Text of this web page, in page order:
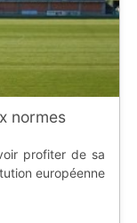
normes
profiter de sa
européenne